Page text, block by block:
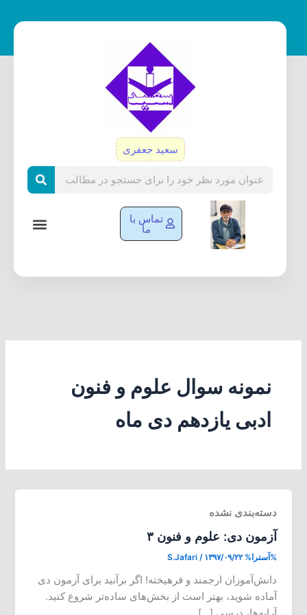
سعید جعفری
تماس با
ما
نمونه سوال علوم و فنون
ادبی یازدهم دی ماه
دسته‌بندی نشده
آزمون دی: علوم و فنون ۳
%آسترا% S.Jafari / ۱۳۹۷/۰۹/۲۲
دانش‌آموزان ارجمند و فرهیخته! اگر برآنید برای آزمون دی
آماده شوید، بهتر است از بخش‌های ساده‌تر شروع کنید.